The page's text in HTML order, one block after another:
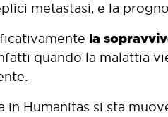
metastasi, e la
la
quando la malattia
in Humanitas si sta